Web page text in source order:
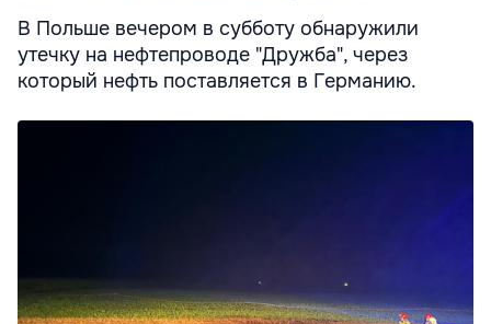
В Польше вечером в субботу обнаружили
утечку на нефтепроводе "Дружба", через
который нефть поставляется в Германию.